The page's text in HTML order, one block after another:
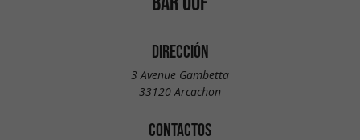
DIRECCIÓN
3 Avenue Gambetta
33120 Arcachon
CONTACTOS